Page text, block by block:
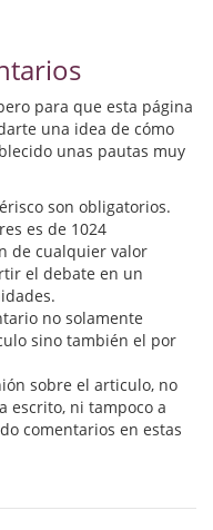
para que esta página
una idea de cómo
unas pautas muy
son obligatorios.
es de 1024
de cualquier valor
el debate en un
no solamente
sino también el por
sobre el articulo, no
escrito, ni tampoco a
comentarios en estas